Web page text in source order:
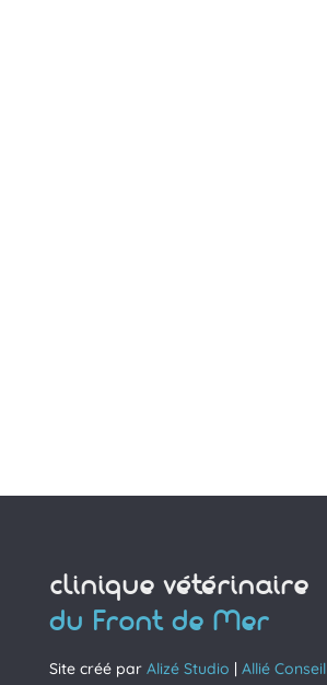
clinique vétérinaire
du Front de Mer
Site créé par Alizé Studio | Allié Conseil